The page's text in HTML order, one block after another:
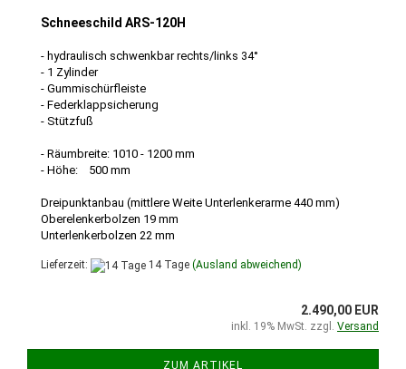
Schneeschild ARS-120H
- hydraulisch schwenkbar rechts/links 34°
- 1 Zylinder
- Gummischürfleiste
- Federklappsicherung
- Stützfuß
- Räumbreite: 1010 - 1200 mm
- Höhe: 500 mm
Dreipunktanbau (mittlere Weite Unterlenkerarme 440 mm)
Oberelenkerbolzen 19 mm
Unterlenkerbolzen 22 mm
Lieferzeit: 14 Tage (Ausland abweichend)
2.490,00 EUR
inkl. 19% MwSt. zzgl. Versand
ZUM ARTIKEL